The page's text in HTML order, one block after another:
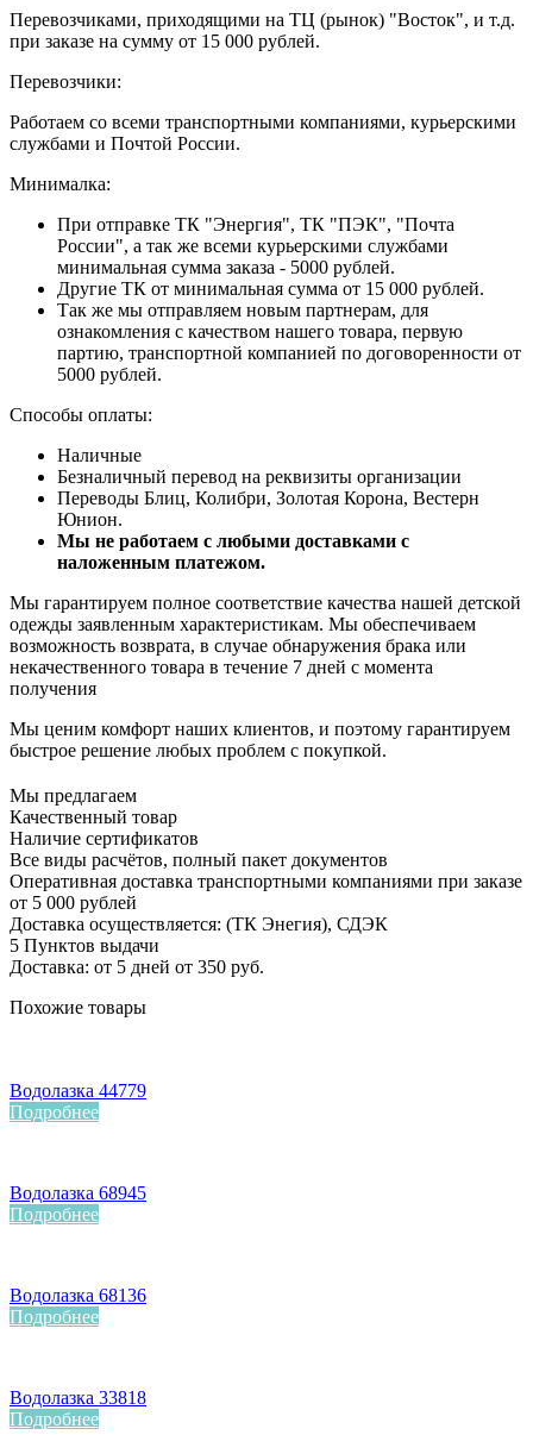
Перевозчиками, приходящими на ТЦ (рынок) "Восток", и т.д.
при заказе на сумму от 15 000 рублей.
Перевозчики:
Работаем со всеми транспортными компаниями, курьерскими
службами и Почтой России.
Минималка:
При отправке ТК "Энергия", ТК "ПЭК", "Почта
России", а так же всеми курьерскими службами
минимальная сумма заказа - 5000 рублей.
Другие ТК от минимальная сумма от 15 000 рублей.
Так же мы отправляем новым партнерам, для
ознакомления с качеством нашего товара, первую
партию, транспортной компанией по договоренности от
5000 рублей.
Способы оплаты:
Наличные
Безналичный перевод на реквизиты организации
Переводы Блиц, Колибри, Золотая Корона, Вестерн
Юнион.
Мы не работаем с любыми доставками с
наложенным платежом.
Мы гарантируем полное соответствие качества нашей детской
одежды заявленным характеристикам. Мы обеспечиваем
возможность возврата, в случае обнаружения брака или
некачественного товара в течение 7 дней с момента
получения
Мы ценим комфорт наших клиентов, и поэтому гарантируем
быстрое решение любых проблем с покупкой.
Мы предлагаем
Качественный товар
Наличие сертификатов
Все виды расчётов, полный пакет документов
Оперативная доставка транспортными компаниями при заказе
от 5 000 рублей
Доставка осуществляется: (ТК Энегия), СДЭК
5 Пунктов выдачи
Доставка: от 5 дней от 350 руб.
Похожие товары
Водолазка 44779
Подробнее
Водолазка 68945
Подробнее
Водолазка 68136
Подробнее
Водолазка 33818
Подробнее